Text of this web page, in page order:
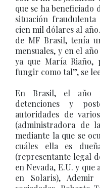
que se ha beneficiado
situación
cien mil dólares al
de MF Brasil, tenía
mensuales, y en el
ya que María
fungir como tal”, se
En Brasil, el año
detenciones y
autoridades de
(administradora de
mediante la que se
cuáles ella es
(representante legal
en Nevada, E.U. y
en Solaris),